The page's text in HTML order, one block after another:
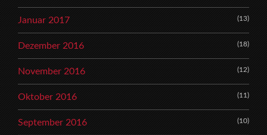
Januar 2017 (13)
Dezember 2016 (18)
November 2016 (12)
Oktober 2016 (11)
September 2016 (10)